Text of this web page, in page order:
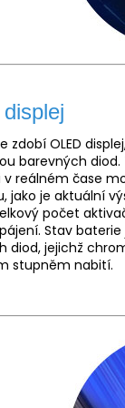
zdobí OLED
barevných
reálném čase
jako je aktuální
počet
Stav
diod, jejichž
stupněm nabití.